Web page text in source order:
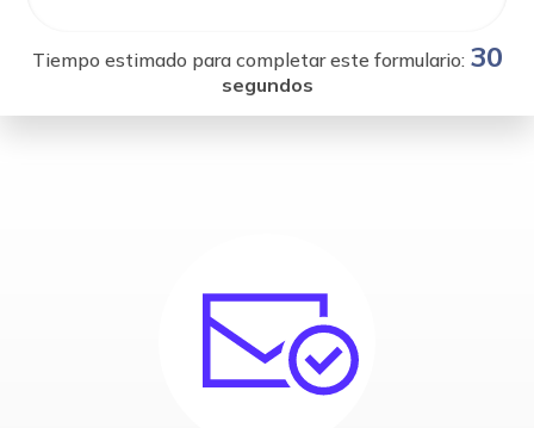
Tiempo estimado para completar este formulario: 30
segundos